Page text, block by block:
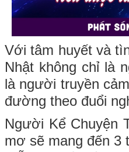
Với tâm huyết và
Nhật không chỉ là
là người truyền
đường theo đuổi
Người Kể Chuyện
mơ sẽ mang đến 3